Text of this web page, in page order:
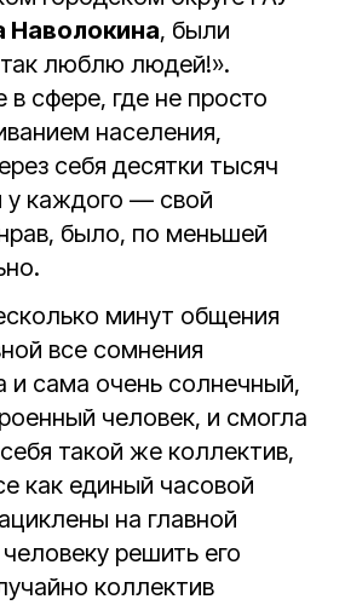
Наволокина, были
люблю людей!».
сфере, где не просто
населения,
себя десятки тысяч
у каждого — свой
было, по меньшей
минут общения
все сомнения
и сама очень солнечный,
человек, и смогла
такой же коллектив,
как единый часовой
на главной
решить его
коллектив